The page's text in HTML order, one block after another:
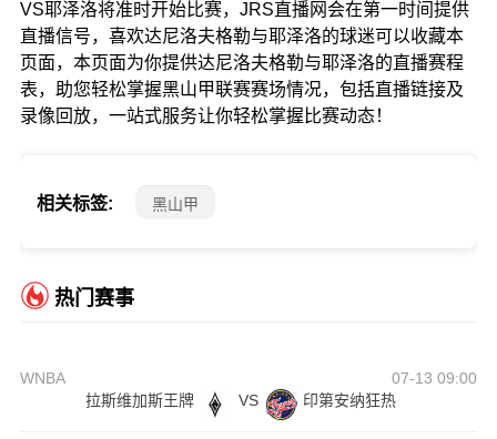
VS耶泽洛将准时开始比赛，JRS直播网会在第一时间提供
直播信号，喜欢达尼洛夫格勒与耶泽洛的球迷可以收藏本
页面，本页面为你提供达尼洛夫格勒与耶泽洛的直播赛程
表，助您轻松掌握黑山甲联赛赛场情况，包括直播链接及
录像回放，一站式服务让你轻松掌握比赛动态！
相关标签: 黑山甲
热门赛事
WNBA
07-13 09:00
拉斯维加斯王牌
VS 印第安纳狂热